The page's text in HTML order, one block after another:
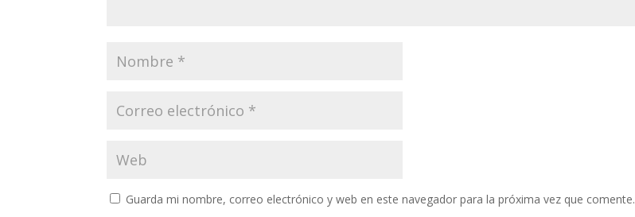
Guarda mi nombre, correo electrónico y web en este navegador para la próxima vez que comente.